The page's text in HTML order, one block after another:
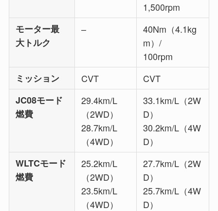
1,500rpm
モーター最
大トルク
–
40Nm（4.1kg
m）/
100rpm
ミッション
CVT
CVT
JC08モード
燃費
29.4km/L
（2WD）
28.7km/L
（4WD）
33.1km/L（2W
D）
30.2km/L（4W
D）
WLTCモード
燃費
25.2km/L
（2WD）
23.5km/L
（4WD）
27.7km/L（2W
D）
25.7km/L（4W
D）